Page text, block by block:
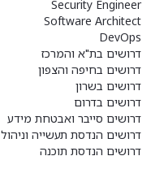
Security Engineer
Software Architect
DevOps
דרושים בת"א והמרכז
דרושים בחיפה והצפון
דרושים בשרון
דרושים בדרום
דרושים סייבר ואבטחת מידע
דרושים הנדסת תעשייה וניהול
דרושים הנדסת תוכנה